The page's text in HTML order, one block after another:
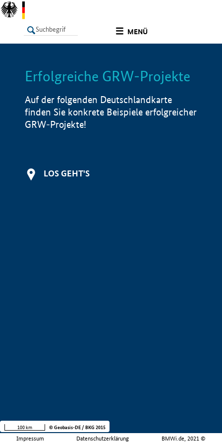
MENÜ
LISTE Info
Erfolgreiche GRW-Projekte
Auf der folgenden Deutschlandkarte
finden Sie konkrete Beispiele erfolgreicher
GRW-Projekte!
LOS GEHT'S
Impressum Datenschutzerklärung BMWi.de, 2021 ©
100 km © Geobasis-DE / BKG 2015